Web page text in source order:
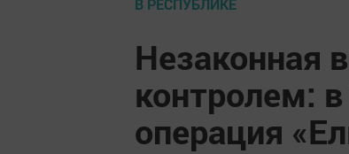
В РЕСПУБЛИКЕ
Незаконная
контролем:
операция